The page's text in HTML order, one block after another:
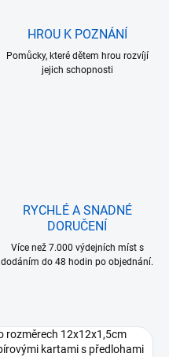
HROU K POZNÁNÍ
Pomůcky, které dětem hrou rozvíjí
jejich schopnosti
RYCHLÉ A SNADNÉ
DORUČENÍ
Více než 7.000 výdejních míst s
dodáním do 48 hodin po objednání.
rozměrech 12x12x1,5cm
kartami s předlohami